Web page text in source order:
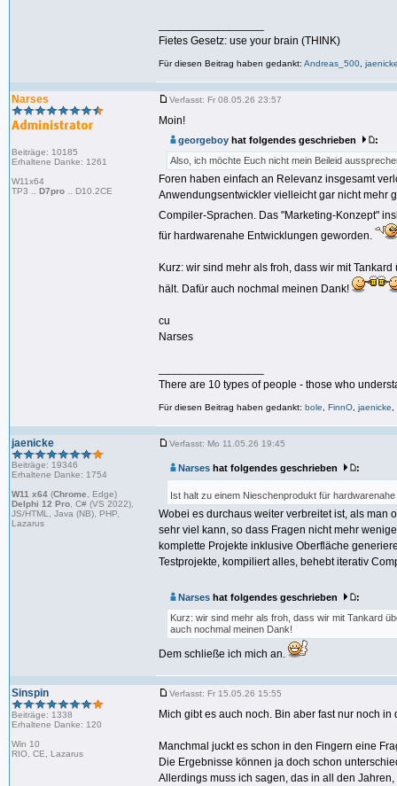
Fietes Gesetz: use your brain (THINK)
Für diesen Beitrag haben gedankt: Andreas_500
Narses
Beiträge: 10185
Erhaltene Danke: 1261
W11x64
TP3 .. D7pro .. D10.2CE
Verfasst: Fr 08.05.26 23:57
Moin!
georgeboy hat folgendes geschrieben
:
Also, ich möchte Euch nicht mein Beileid
Foren haben einfach an Relevanz insgesamt
Anwendungsentwickler vielleicht gar nicht mehr
Compiler-Sprachen. Das "Marketing-Konzept"
für hardwarenahe Entwicklungen geworden.
Kurz: wir sind mehr als froh, dass wir mit
hält. Dafür auch nochmal meinen Dank!
cu
Narses
There are 10 types of people - those who
Für diesen Beitrag haben gedankt: bole FinnO jaenicke
jaenicke
Beiträge: 19346
Erhaltene Danke: 1754
W11 x64 (Chrome , Edge)
Delphi 12 Pro , C# (VS 2022),
JS/HTML, Java (NB), PHP,
Lazarus
Verfasst: Mo 11.05.26 19:45
Narses hat folgendes geschrieben :
Ist halt zu einem Nieschenprodukt für
Wobei es durchaus weiter verbreitet ist, als man
sehr viel kann, so dass Fragen nicht mehr
komplette Projekte inklusive Oberfläche
Testprojekte, kompiliert alles, behebt iterativ
Narses hat folgendes geschrieben
:
Kurz: wir sind mehr als froh, dass wir mit Tankard
auch nochmal meinen Dank!
Dem schließe ich mich an.
Sinspin
Beiträge: 1338
Erhaltene Danke: 120
Win 10
RIO, CE, Lazarus
Verfasst: Fr 15.05.26 15:55
Mich gibt es auch noch. Bin aber fast nur noch in
Manchmal juckt es schon in den Fingern eine
Die Ergebnisse können ja doch schon
Allerdings muss ich sagen, das in all den